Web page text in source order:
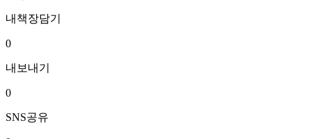
내책장담기
0
내보내기
0
SNS공유